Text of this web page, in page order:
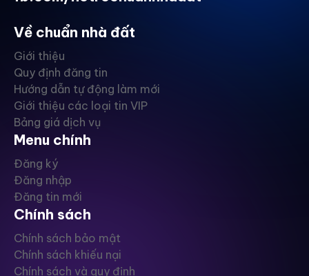
Về chuẩn nhà đất
Giới thiệu
Quy định đăng tin
Hướng dẫn tự động làm mới
Giới thiệu các loại tin VIP
Bảng giá dịch vụ
Menu chính
Đăng ký
Đăng nhập
Đăng tin mới
Chính sách
Chính sách bảo mật
Chính sách khiếu nại
Chính sách và quy định